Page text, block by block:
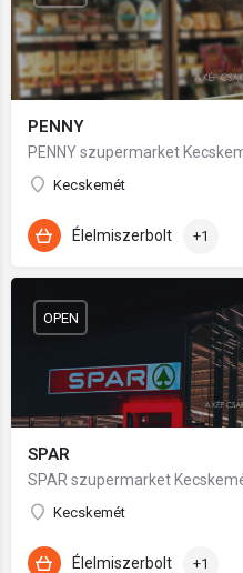
PENNY
PENNY szupermarket
Kecskemét
Élelmiszerbolt +1
SPAR
Kecskemét
OPEN
Élelmiszerbolt +1